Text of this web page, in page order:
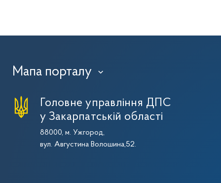
Мапа порталу ›
Головне управління ДПС
у Закарпатській області
88000, м. Ужгород,
вул. Августина Волошина,52.